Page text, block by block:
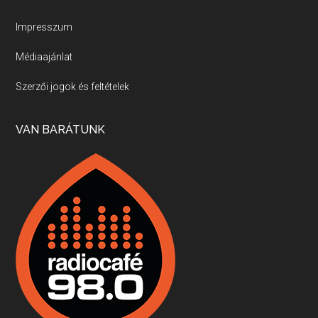
Villány, kékfrankos, Jackfall
Apr 17, 2026 • 00:35:38
Boston, teadélután, bab és homár
Apr 9, 2026 • 00:37:17
Fermentáljunk, a testünk meghálálja!
Apr 3, 2026 • 00:36:07
Impresszum
Médiaajánlat
Szerzői jogok és feltételek
VAN BARÁTUNK